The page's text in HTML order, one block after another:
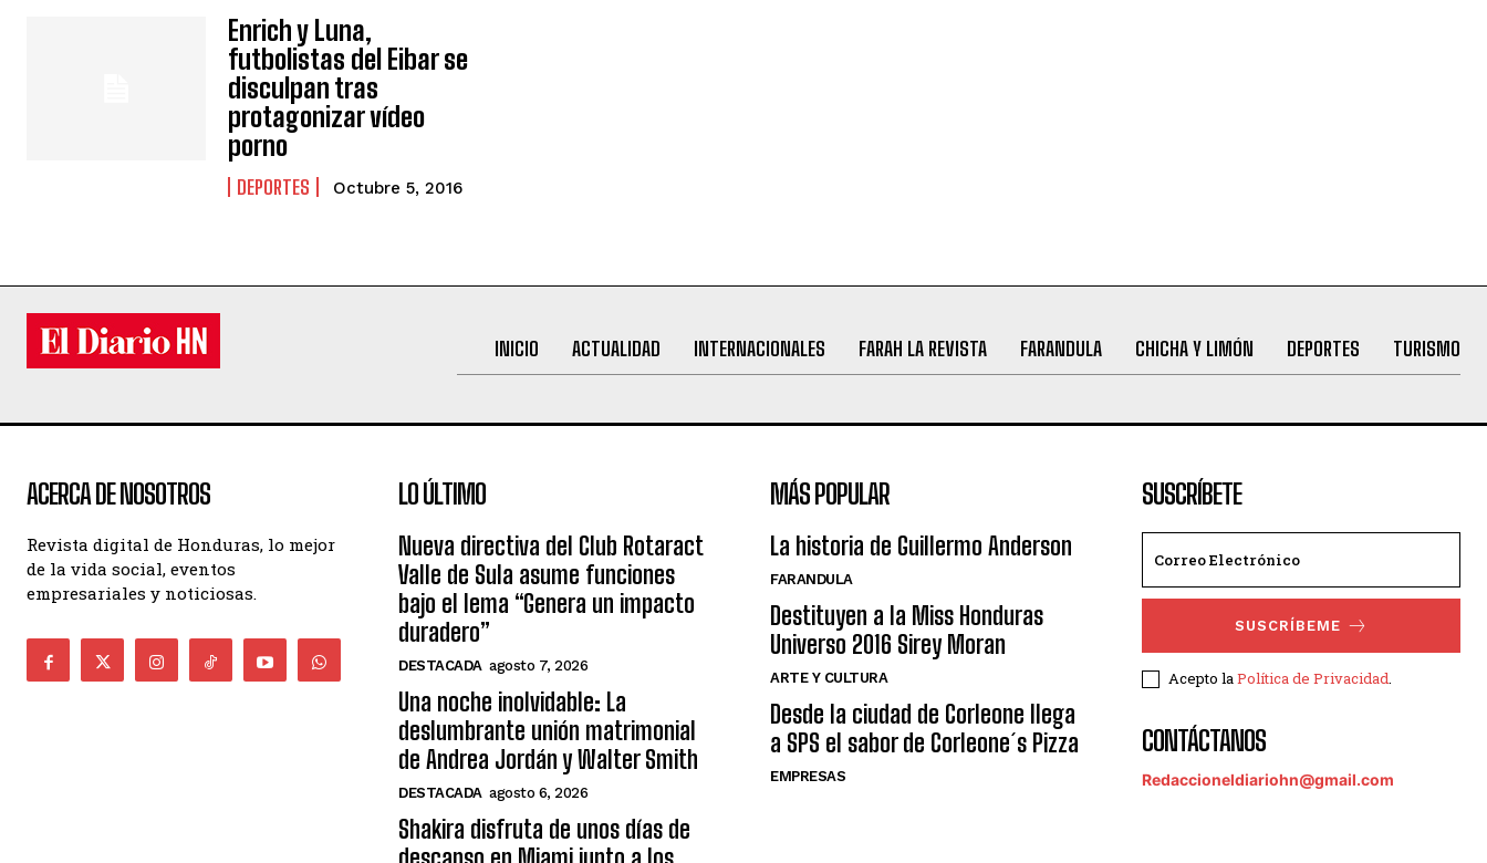
Enrich y Luna,
futbolistas del Eibar se
disculpan tras
protagonizar vídeo
porno
DEPORTES Octubre 5, 2016
INICIO ACTUALIDAD INTERNACIONALES FARAH LA REVISTA FARANDULA CHICHA Y LIMÓN DEPORTES TURISMO
ACERCA DE NOSOTROS
Revista digital de Honduras, lo mejor
de la vida social, eventos
empresariales y noticiosas.
LO ÚLTIMO
Nueva directiva del Club Rotaract
Valle de Sula asume funciones
bajo el lema “Genera un impacto
duradero”
DESTACADA agosto 7, 2026
Una noche inolvidable: La
deslumbrante unión matrimonial
de Andrea Jordán y Walter Smith
DESTACADA agosto 6, 2026
Shakira disfruta de unos días de
MÁS POPULAR
La historia de Guillermo Anderson
FARANDULA
Destituyen a la Miss Honduras
Universo 2016 Sirey Moran
ARTE Y CULTURA
Desde la ciudad de Corleone llega
a SPS el sabor de Corleone´s Pizza
EMPRESAS
SUSCRÍBETE
SUSCRÍBEME
Acepto laPolítica de Privacidad.
CONTÁCTANOS
Redaccioneldiariohn@gmail.com